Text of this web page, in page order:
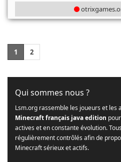
1 2
Qui sommes nous ?
Lsm.org rassemble les joueurs et les
Minecraft français java edition
actives et en constante évolution.
régulièrement contrôlés afin de
Minecraft sérieux et actifs.